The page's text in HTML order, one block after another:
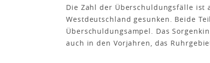
Die Zahl der Überschuldungsfälle
Westdeutschland gesunken. Beide
Überschuldungsampel. Das
auch in den Vorjahren, das